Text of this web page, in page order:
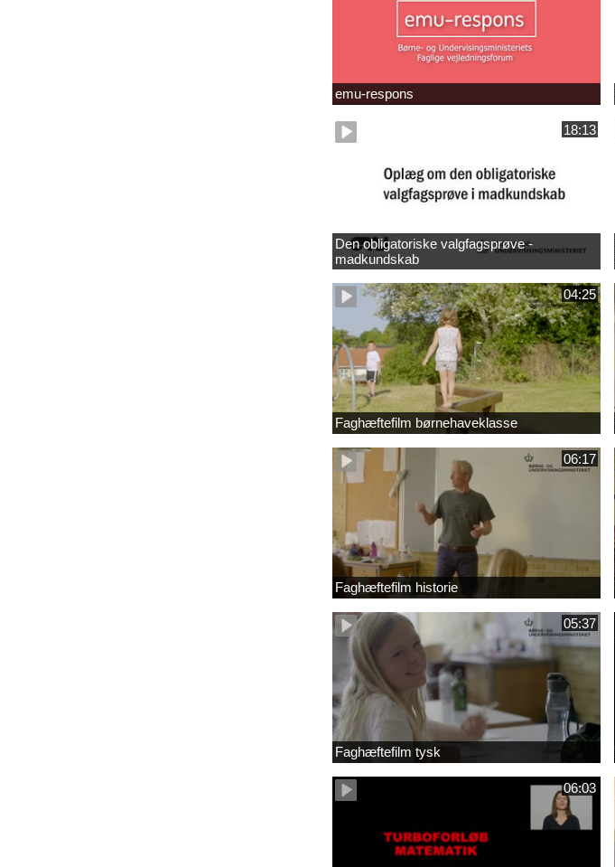
emu-respons
18:13
Den obligatoriske valgfagsprøve -
madkundskab
04:25
Faghæftefilm børnehaveklasse
06:17
Faghæftefilm historie
05:37
Faghæftefilm tysk
06:03